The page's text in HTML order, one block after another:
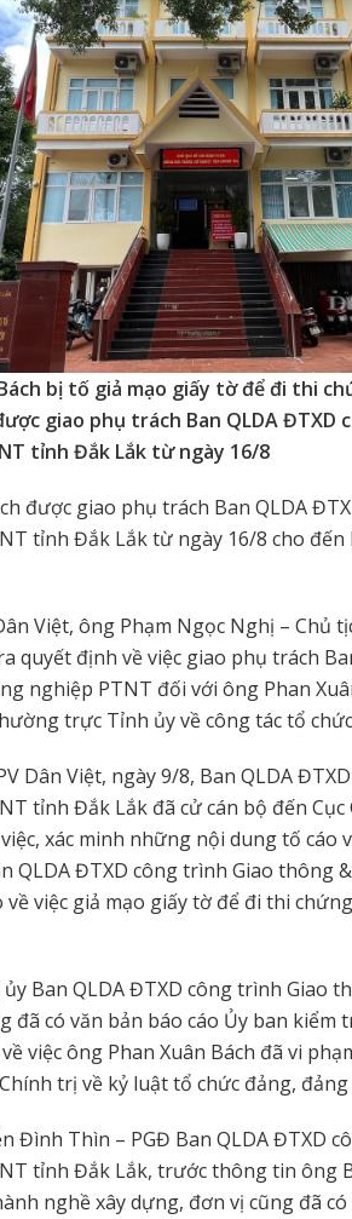
bị tố giả mạo giấy tờ để đi thi
giao phụ trách Ban QLDA ĐTXD
tỉnh Đắk Lắk từ ngày 16/8
được giao phụ trách Ban QLDA
tỉnh Đắk Lắk từ ngày 16/8 cho đến
Việt, ông Phạm Ngọc Nghị – Chủ
quyết định về việc giao phụ trách
nghiệp PTNT đối với ông Phan
trực Tỉnh ủy về công tác tổ
Dân Việt, ngày 9/8, Ban QLDA
tỉnh Đắk Lắk đã cử cán bộ đến Cục
xác minh những nội dung tố cáo
QLDA ĐTXD công trình Giao thông
về việc giả mạo giấy tờ để đi thi
Ban QLDA ĐTXD công trình Giao
đã có văn bản báo cáo Ủy ban kiểm
việc ông Phan Xuân Bách đã vi
trị về kỷ luật tổ chức đảng, đảng
Đình Thìn – PGĐ Ban QLDA ĐTXD
tỉnh Đắk Lắk, trước thông tin ông
nghề xây dựng, đơn vị cũng đã